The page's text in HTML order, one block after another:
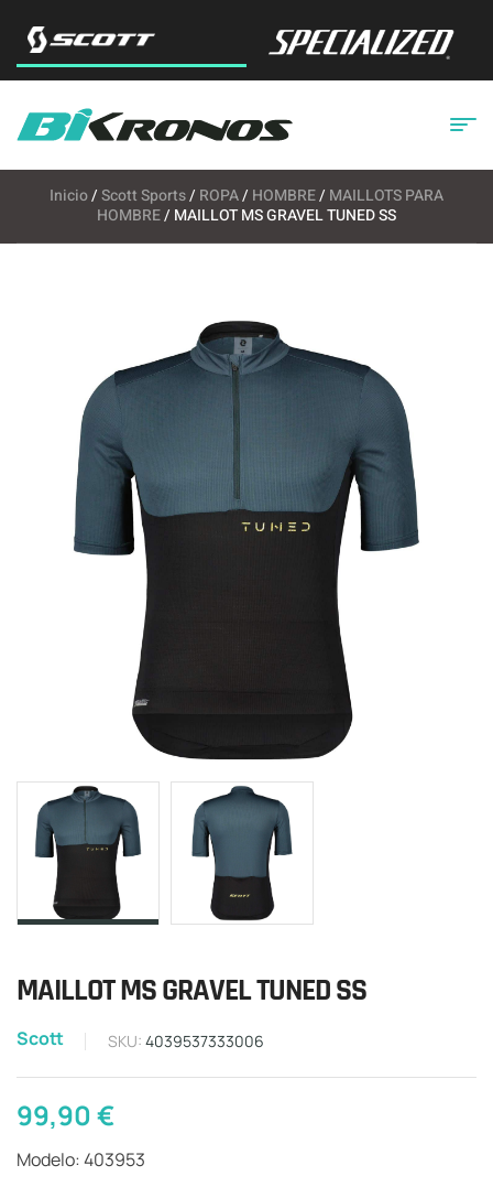
Inicio/Scott Sports/ ROPA/ HOMBRE/ MAILLOTS PARA
HOMBRE/ MAILLOT MS GRAVEL TUNED SS
MAILLOT MS GRAVEL TUNED SS
Scott SKU: 4039537333006
99,90€
Modelo: 403953